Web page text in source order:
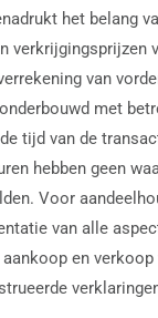
het belang
verkrijgingsprijzen
van
met
tijd van de
hebben geen
Voor
van alle
en verkoop